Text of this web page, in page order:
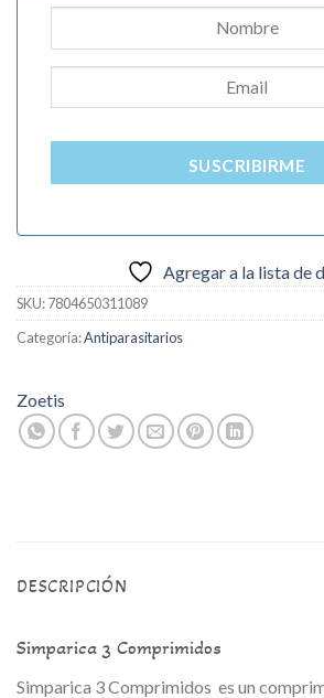
SUSCRIBIRME
Agregar a la lista de
SKU:7804650311089
Categoría:Antiparasitarios
Zoetis
DESCRIPCIÓN
Simparica 3 Comprimidos
Simparica 3 Comprimidos es un